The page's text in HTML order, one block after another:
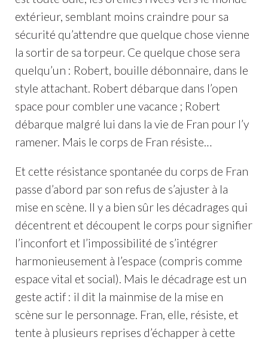
extérieur, semblant moins craindre pour sa
sécurité qu’attendre que quelque chose vienne
la sortir de sa torpeur. Ce quelque chose sera
quelqu’un : Robert, bouille débonnaire, dans le
style attachant. Robert débarque dans l’open
space pour combler une vacance ; Robert
débarque malgré lui dans la vie de Fran pour l’y
ramener. Mais le corps de Fran résiste…
Et cette résistance spontanée du corps de Fran
passe d’abord par son refus de s’ajuster à la
mise en scène. Il y a bien sûr les décadrages qui
décentrent et découpent le corps pour signifier
l’inconfort et l’impossibilité de s’intégrer
harmonieusement à l’espace (compris comme
espace vital et social). Mais le décadrage est un
geste actif : il dit la mainmise de la mise en
scène sur le personnage. Fran, elle, résiste, et
tente à plusieurs reprises d’échapper à cette